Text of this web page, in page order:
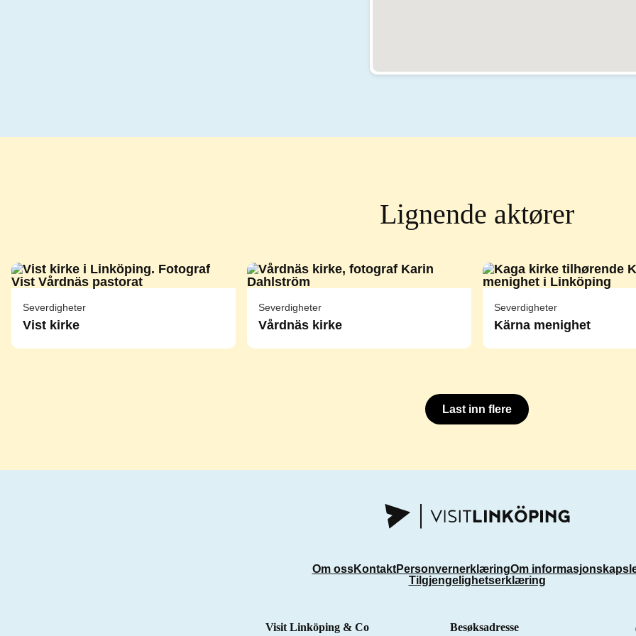
Lignende aktører
Severdigheter
Vist kirke
Severdigheter
Vårdnäs kirke
Severdigheter
Kärna menighet
Last inn flere
Om ossKontaktPersonvernerklæringOm
Tilgjengelighetserklæring
Visit Linköping & Co Besøksadresse